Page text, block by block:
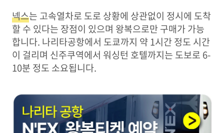
넥스는 고속열차로 도로 상황에 상관없이 정시에 도착
할 수 있다는 장점이 있으며 왕복으로만 구매가 가능
합니다. 나리타공항에서 도쿄까지 약 1시간 정도 시간
이 걸리며 신주쿠역에서 워싱턴 호텔까지는 도보로 6-
10분 정도 소요됩니다.